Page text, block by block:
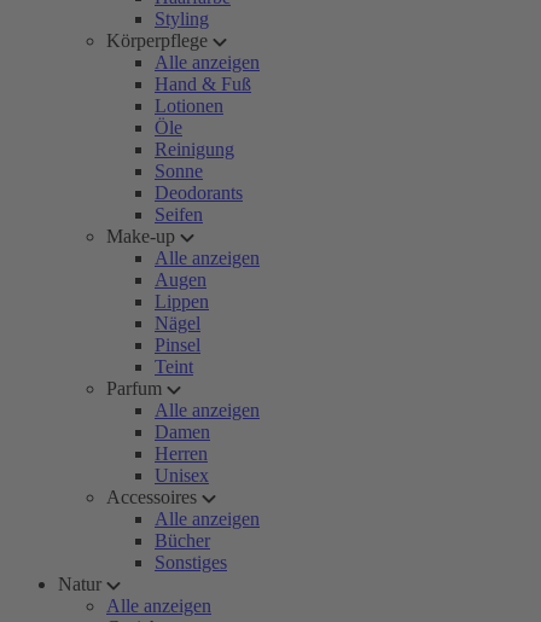
Styling
Körperpflege
Alle anzeigen
Hand & Fuß
Lotionen
Öle
Reinigung
Sonne
Deodorants
Seifen
Make-up
Alle anzeigen
Augen
Lippen
Nägel
Pinsel
Teint
Parfum
Alle anzeigen
Damen
Herren
Unisex
Accessoires
Alle anzeigen
Bücher
Sonstiges
Natur
Alle anzeigen